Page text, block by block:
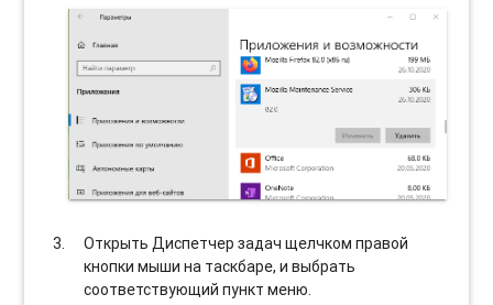
Открыть Диспетчер задач щелчком правой
кнопки мыши на таскбаре, и выбрать
соотвeтствующий пункт меню.